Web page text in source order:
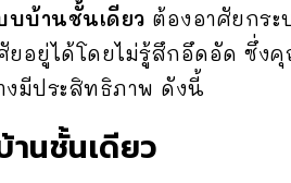
บบ้านชั้นเดียว ต้องอาศัยกระ
ยอยู่ได้โดยไม่รู้สึกอึดอัด ซึ่ง
งมีประสิทธิภาพ ดังนี้
นชั้นเดียว